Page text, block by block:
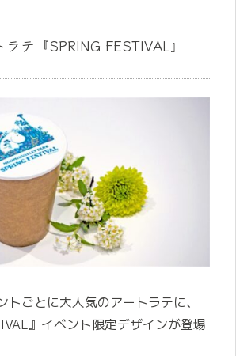
テ『SPRING FESTIVAL』
トごとに大人気のアートラテに、
』イベント限定デザインが登場